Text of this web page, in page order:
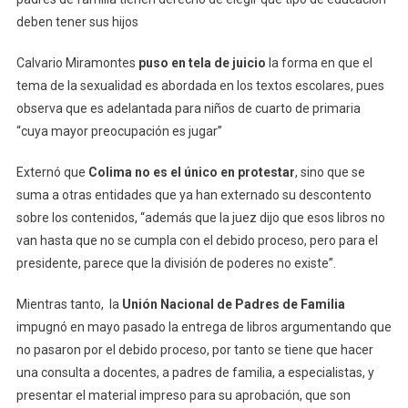
deben tener sus hijos
Calvario Miramontes puso en tela de juicio la forma en que el
tema de la sexualidad es abordada en los textos escolares, pues
observa que es adelantada para niños de cuarto de primaria
“cuya mayor preocupación es jugar”
Externó que Colima no es el único en protestar, sino que se
suma a otras entidades que ya han externado su descontento
sobre los contenidos, “además que la juez dijo que esos libros no
van hasta que no se cumpla con el debido proceso, pero para el
presidente, parece que la división de poderes no existe”.
Mientras tanto, la Unión Nacional de Padres de Familia
impugnó en mayo pasado la entrega de libros argumentando que
no pasaron por el debido proceso, por tanto se tiene que hacer
una consulta a docentes, a padres de familia, a especialistas, y
presentar el material impreso para su aprobación, que son